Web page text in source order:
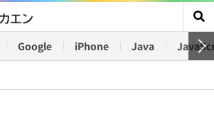
Google iPhone Java